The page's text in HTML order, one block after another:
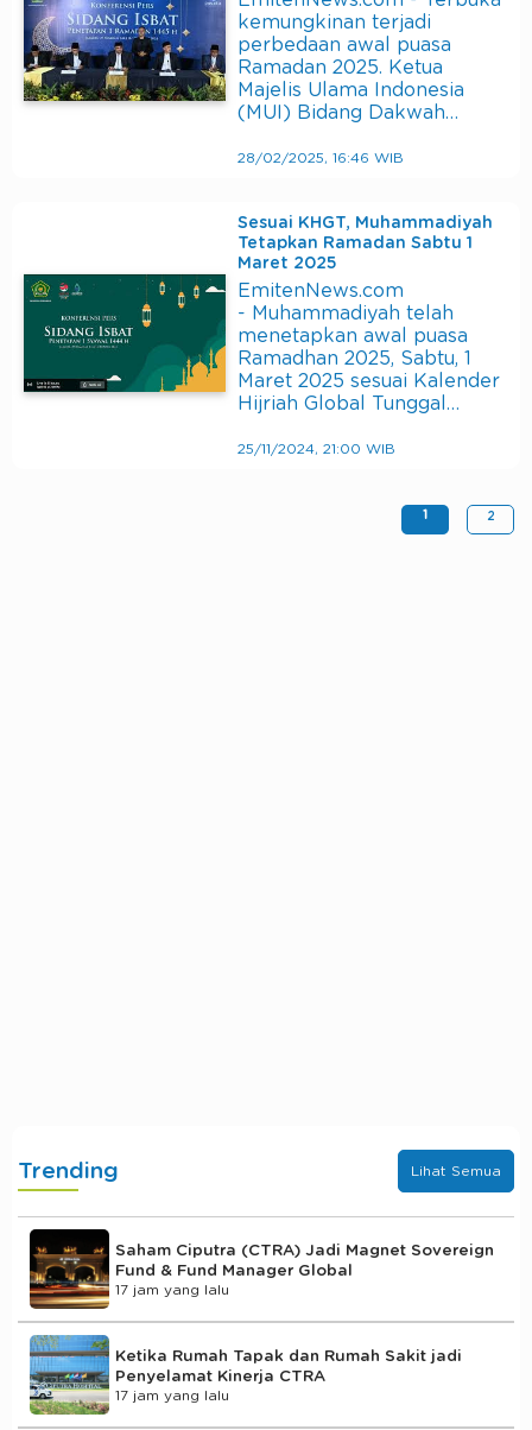
kemungkinan terjadi
perbedaan awal puasa
Ramadan 2025. Ketua
Majelis Ulama Indonesia
(MUI) Bidang Dakwah…
28/02/2025, 16:46 WIB
Sesuai KHGT, Muhammadiyah
Tetapkan Ramadan Sabtu 1
Maret 2025
EmitenNews.com
- Muhammadiyah telah
menetapkan awal puasa
Ramadhan 2025, Sabtu, 1
Maret 2025 sesuai Kalender
Hijriah Global Tunggal…
25/11/2024, 21:00 WIB
1 2
Trending Lihat Semua
Saham Ciputra (CTRA) Jadi Magnet Sovereign
Fund & Fund Manager Global
17 jam yang lalu
Ketika Rumah Tapak dan Rumah Sakit jadi
Penyelamat Kinerja CTRA
17 jam yang lalu